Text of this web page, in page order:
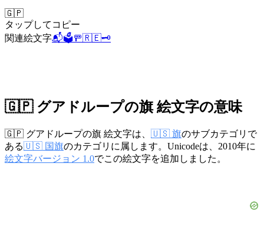
🇬🇵
タップしてコピー
関連絵文字📬🗳️🚥🇷🇪🗝️
🇬🇵 グアドループの旗 絵文字の意味
🇬🇵 グアドループの旗 絵文字は、 🇺🇸 旗のサブカテゴリで
ある🇺🇸 国旗のカテゴリに属します。Unicodeは、2010年に
絵文字バージョン 1.0でこの絵文字を追加しました。